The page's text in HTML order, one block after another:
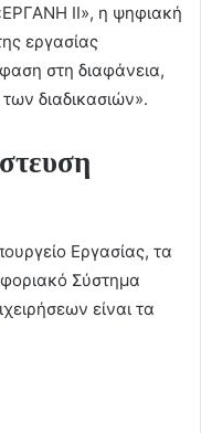
ΙΙ», η ψηφιακή
εργασίας
στη διαφάνεια,
διαδικασιών».
Εργασίας, τα
Σύστημα
είναι τα